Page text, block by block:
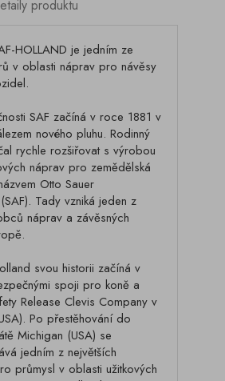
produktu
HOLLAND je jedním ze
v oblasti náprav pro návěsy
SAF začíná v roce 1881 v
nového pluhu. Rodinný
rychle rozšiřovat s výrobou
náprav pro zemědělská
Otto Sauer
Tady vzniká jeden z
náprav a závěsných
svou historii začíná v
spoji pro koně a
Release Clevis Company v
Po přestěhování do
Michigan (USA) se
jedním z největších
průmysl v oblasti užitkových